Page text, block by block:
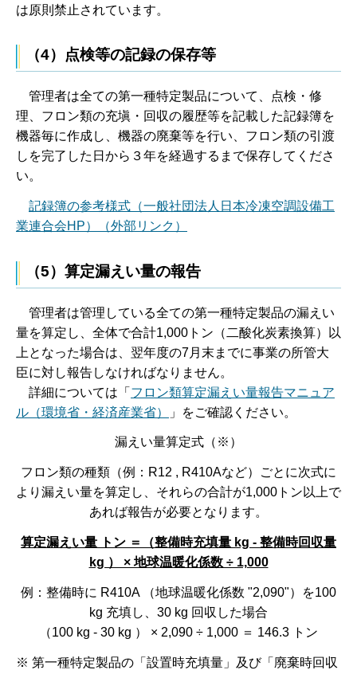
は原則禁止されています。
（4）点検等の記録の保存等
管理者は全ての第一種特定製品について、
点検・修
理、フロン類の充塡・回収の履歴等を記載した記録簿を
機器毎に作成し、機器の廃棄等を行い、フロン類の引渡
しを完了した日から３年を経過するまで保存してくださ
い。
記録簿の参考様式（一般社団法人日本冷凍空調設備工
業連合会HP）（外部リンク）
（5）算定漏えい量の報告
管理者は管理している全ての第一種特定製品の漏えい
量を算定し、全体で合計1,000トン（二酸化炭素換算）以
上となった場合は、翌年度の7月末までに事業の所管大
臣に対し報告しなければなりません。
詳細については「 フロン類算定漏えい量報告マニュア
ル（環境省・経済産業省）
」をご確認ください。
漏えい量算定式（※）
フロン類の種類（例：R12 , R410Aなど）ごとに次式に
より漏えい量を算定し、それらの合計が1,000トン以上で
あれば報告が必要となります。
算定漏えい量 トン ＝（整備時充填量 kg - 整備時回収量
kg ） × 地球温暖化係数 ÷ 1,000
例：整備時に R410A （地球温暖化係数 "2,090"）を100
kg 充填し、30 kg 回収した場合
（100 kg - 30 kg ） × 2,090 ÷ 1,000 ＝ 146.3 トン
※ 第一種特定製品の「設置時充填量」及び「廃棄時回収